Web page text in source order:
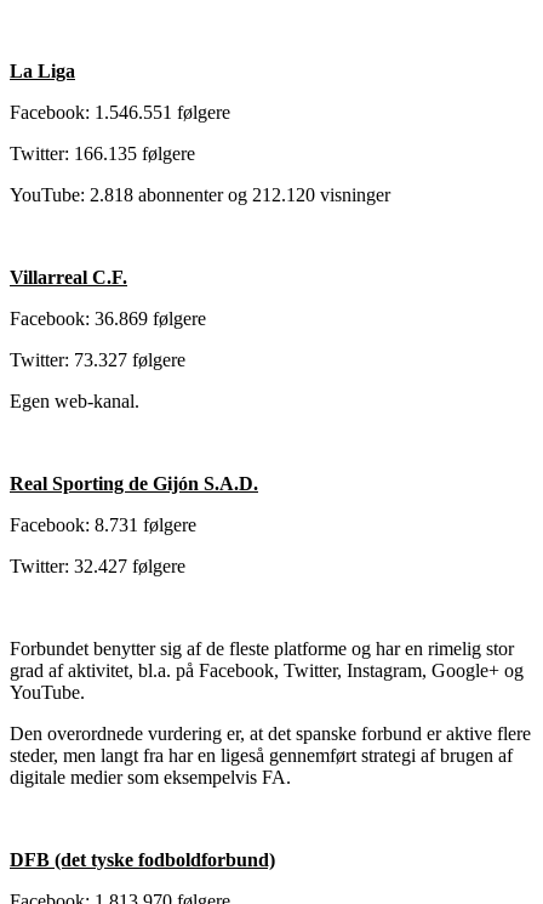
La Liga
Facebook: 1.546.551 følgere
Twitter: 166.135 følgere
YouTube: 2.818 abonnenter og 212.120 visninger
Villarreal C.F.
Facebook: 36.869 følgere
Twitter: 73.327 følgere
Egen web-kanal.
Real Sporting de Gijón S.A.D.
Facebook: 8.731 følgere
Twitter: 32.427 følgere
Forbundet benytter sig af de fleste platforme og har en rimelig stor
grad af aktivitet, bl.a. på Facebook, Twitter, Instagram, Google+ og
YouTube.
Den overordnede vurdering er, at det spanske forbund er aktive flere
steder, men langt fra har en ligeså gennemført strategi af brugen af
digitale medier som eksempelvis FA.
DFB (det tyske fodboldforbund)